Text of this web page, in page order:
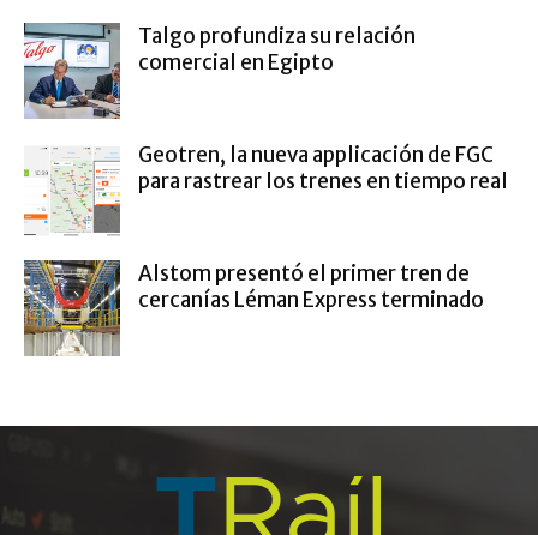
Talgo profundiza su relación
comercial en Egipto
Geotren, la nueva applicación de FGC
para rastrear los trenes en tiempo real
Alstom presentó el primer tren de
cercanías Léman Express terminado